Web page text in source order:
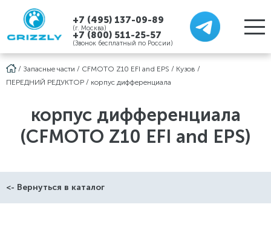
+7 (495) 137-09-89
(г. Москва)
+7 (800) 511-25-57
(Звонок бесплатный по России)
/ Запасные части / CFMOTO Z10 EFI and EPS / Кузов /
ПЕРЕДНИЙ РЕДУКТОР / корпус дифференциала
корпус дифференциала
(CFMOTO Z10 EFI and EPS)
<- Вернуться в каталог